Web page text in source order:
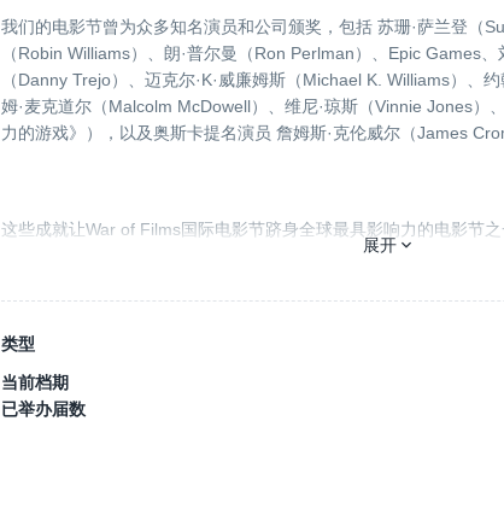
我们的电影节曾为众多知名演员和公司颁奖，包括 苏珊·萨兰登（
（Robin Williams）、朗·普尔曼（Ron Perlman）、Epic Games
（Danny Trejo）、迈克尔·K·威廉姆斯（Michael K. Williams）、
姆·麦克道尔（Malcolm McDowell）、维尼·琼斯（Vinnie Jones）
力的游戏》），以及奥斯卡提名演员 詹姆斯·克伦威尔（James
这些成就让War of Films国际电影节跻身全球最具影响力的电影节
目前，已有来自 120 个国家的 5,500 多位电影人选择了我们。我
在War of Films国际电影节，我们不仅仅是放映你的作品——我们让
展开
类型
当前档期
已举办届数